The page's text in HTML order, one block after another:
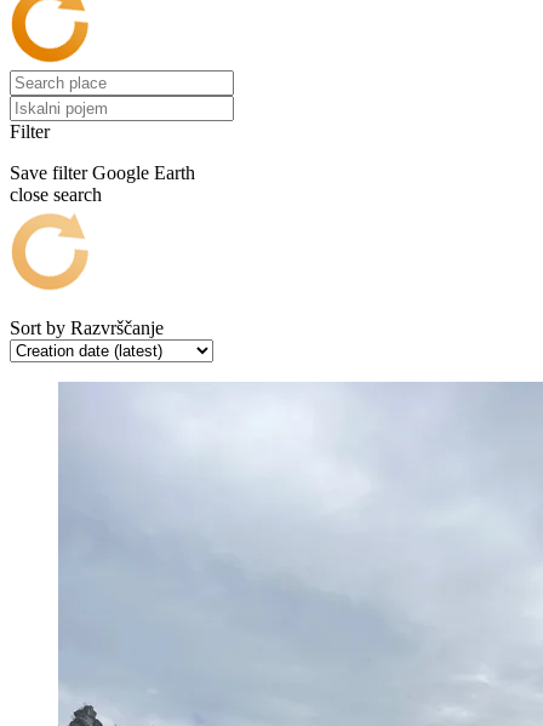
Filter
Save filter Google Earth
close search
Sort by Razvrščanje